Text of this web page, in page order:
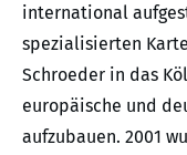
international
spezialisierten
Schroeder in das
europäische und
aufzubauen. 2001